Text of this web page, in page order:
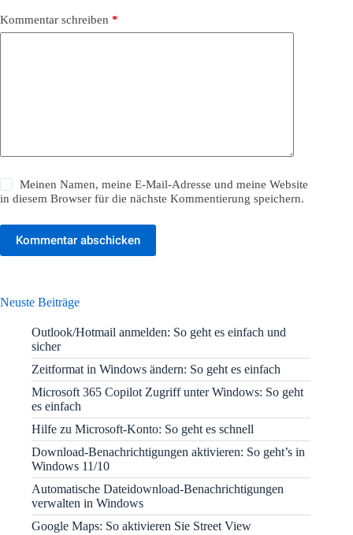
Kommentar schreiben *
Meinen Namen, meine E-Mail-Adresse und meine Website
in diesem Browser für die nächste Kommentierung speichern.
Kommentar abschicken
Neuste Beiträge
Outlook/Hotmail anmelden: So geht es einfach und
sicher
Zeitformat in Windows ändern: So geht es einfach
Microsoft 365 Copilot Zugriff unter Windows: So geht
es einfach
Hilfe zu Microsoft-Konto: So geht es schnell
Download-Benachrichtigungen aktivieren: So geht’s in
Windows 11/10
Automatische Dateidownload-Benachrichtigungen
verwalten in Windows
Google Maps: So aktivieren Sie Street View